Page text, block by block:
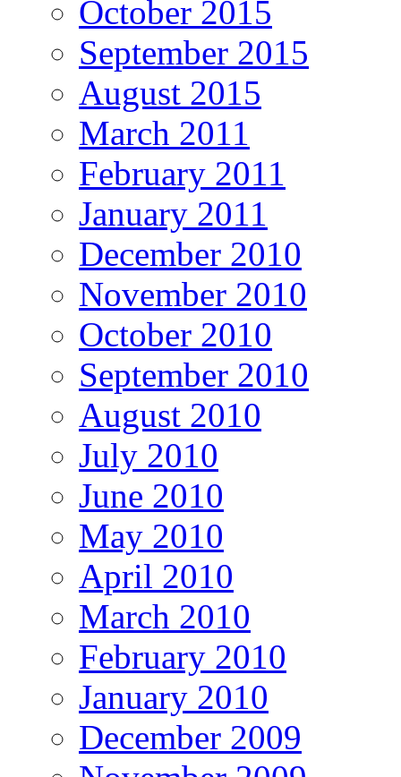
October 2015
September 2015
August 2015
March 2011
February 2011
January 2011
December 2010
November 2010
October 2010
September 2010
August 2010
July 2010
June 2010
May 2010
April 2010
March 2010
February 2010
January 2010
December 2009